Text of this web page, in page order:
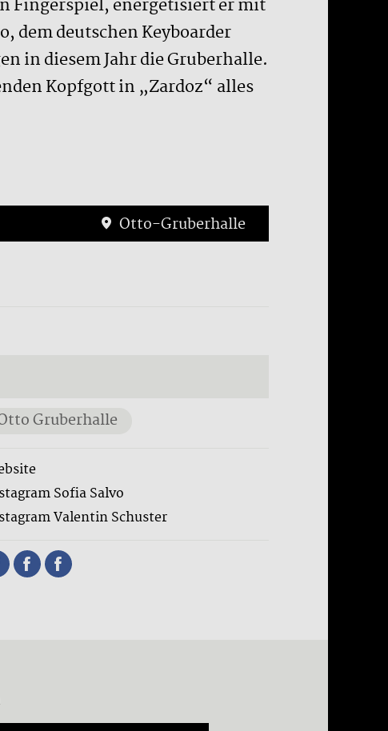
Fingerspiel, energetisiert er mit
dem deutschen Keyboarder
in diesem Jahr die Gruberhalle.
Kopfgott in „Zardoz“ alles
Otto-Gruberhalle
Gruberhalle
Sofia Salvo
Valentin Schuster